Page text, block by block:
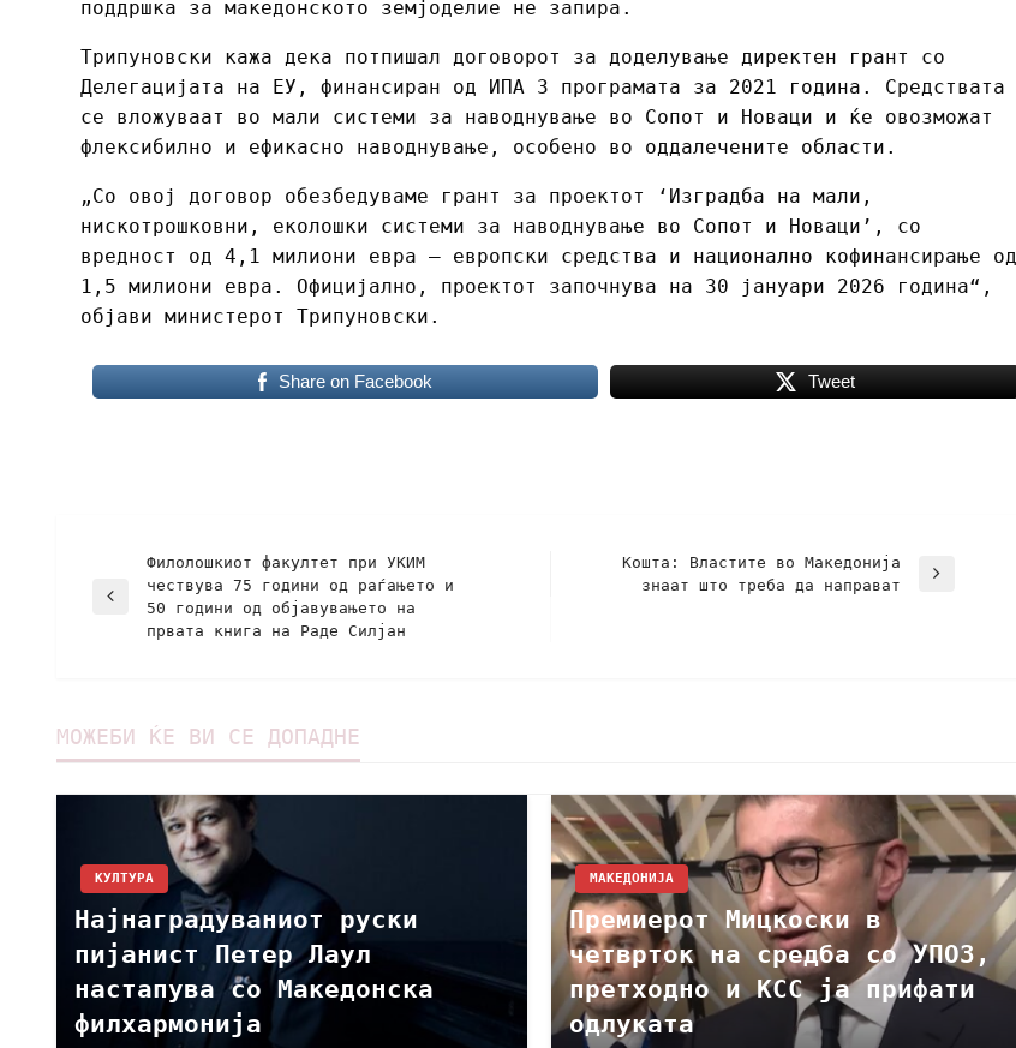
поддршка за македонското земјоделие не запира.
Трипуновски кажа дека потпишал договорот за доделување директен грант со
Делегацијата на ЕУ, финансиран од ИПА 3 програмата за 2021 година. Средствата
се вложуваат во мали системи за наводнување во Сопот и Новаци и ќе овозможат
флексибилно и ефикасно наводнување, особено во оддалечените области.
„Со овој договор обезбедуваме грант за проектот ‘Изградба на мали,
нискотрошковни, еколошки системи за наводнување во Сопот и Новаци’, со
вредност од 4,1 милиони евра – европски средства и национално кофинансирање од
1,5 милиони евра. Официјално, проектот започнува на 30 јануари 2026 година“,
објави министерот Трипуновски.
Share on Facebook Tweet
Филолошкиот факултет при УКИМ
чествува 75 години од раѓањето и
50 години од објавувањето на
првата книга на Раде Силјан
Кошта: Властите во Македонија
знаат што треба да направат
МОЖЕБИ ЌЕ ВИ СЕ ДОПАДНЕ
КУЛТУРА
Најнаградуваниот руски
пијанист Петер Лаул
настапува со Македонска
филхармонија
МАКЕДОНИЈА
Премиерот Мицкоски в
четврток на средба со УПОЗ,
претходно и КСС ја прифати
одлуката